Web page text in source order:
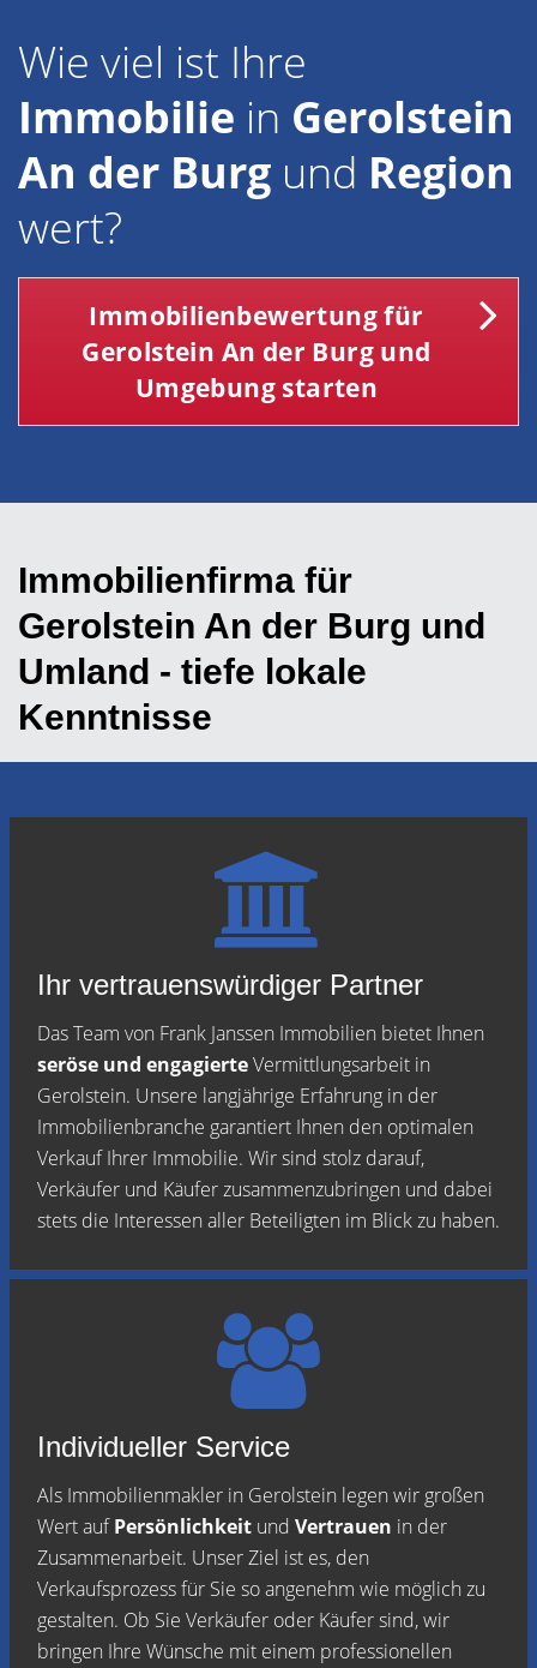
Wie viel ist Ihre
Immobilie in Gerolstein
An der Burg und Region
wert?
Immobilienbewertung für
Gerolstein An der Burg und
Umgebung starten
Immobilienfirma für
Gerolstein An der Burg und
Umland - tiefe lokale
Kenntnisse
Ihr vertrauenswürdiger Partner
Das Team von Frank Janssen Immobilien bietet Ihnen
seröse und engagierteVermittlungsarbeit in
Gerolstein. Unsere langjährige Erfahrung in der
Immobilienbranche garantiert Ihnen den optimalen
Verkauf Ihrer Immobilie. Wir sind stolz darauf,
Verkäufer und Käufer zusammenzubringen und dabei
stets die Interessen aller Beteiligten im Blick zu haben.
Individueller Service
Als Immobilienmakler in Gerolstein legen wir großen
Wert aufPersönlichkeit und Vertrauen in der
Zusammenarbeit. Unser Ziel ist es, den
Verkaufsprozess für Sie so angenehm wie möglich zu
gestalten. Ob Sie Verkäufer oder Käufer sind, wir
bringen Ihre Wünsche mit einem professionellen